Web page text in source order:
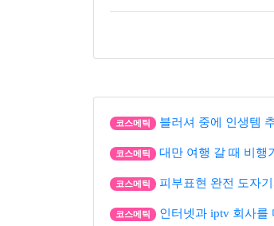
코스메틱 블러셔 중에 인생템
코스메틱 대만 여행 갈 때 비행
코스메틱 피부표현 완전 도자
코스메틱 인터넷과 iptv 회사를